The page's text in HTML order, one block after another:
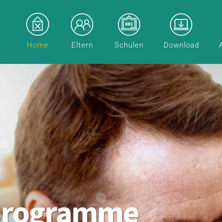
Home Eltern Schulen Download